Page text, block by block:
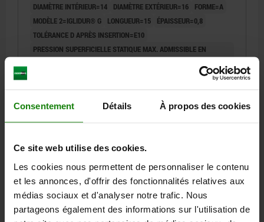
Consentement Détails À propos des cookies
Ce site web utilise des cookies.
Les cookies nous permettent de personnaliser le contenu
et les annonces, d'offrir des fonctionnalités relatives aux
médias sociaux et d'analyser notre trafic. Nous
partageons également des informations sur l'utilisation de
DIAMÈTRE INTÉRIEUR=14 DIAMÈTRE EXTÉRIEUR=16
FORME=A
MODÈLE 2=IGLIDUR® G
LONGUEUR=15
ÉPAISSEUR=0,8
TOLÉRANCE D APRÈS INSERTION=E10
PRESSION SUPERFICIELLE STATIQUE MAX. ADMISSIBLE EN
N/MM²=80
0,98 €
23710